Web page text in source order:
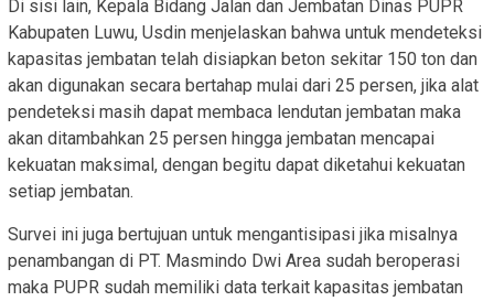
Di sisi lain, Kepala Bidang Jalan dan Jembatan Dinas PUPR
Kabupaten Luwu, Usdin menjelaskan bahwa untuk mendeteksi
kapasitas jembatan telah disiapkan beton sekitar 150 ton dan
akan digunakan secara bertahap mulai dari 25 persen, jika alat
pendeteksi masih dapat membaca lendutan jembatan maka
akan ditambahkan 25 persen hingga jembatan mencapai
kekuatan maksimal, dengan begitu dapat diketahui kekuatan
setiap jembatan.
Survei ini juga bertujuan untuk mengantisipasi jika misalnya
penambangan di PT. Masmindo Dwi Area sudah beroperasi
maka PUPR sudah memiliki data terkait kapasitas jembatan